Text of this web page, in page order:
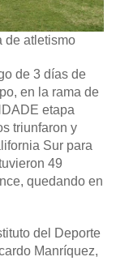
de atletismo
de 3 días de
en la rama de
etapa
triunfaron y
Sur para
49
quedando en
del Deporte
Manríquez,